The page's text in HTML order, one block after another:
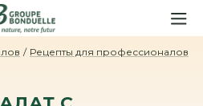
Рецепты для профессионалов